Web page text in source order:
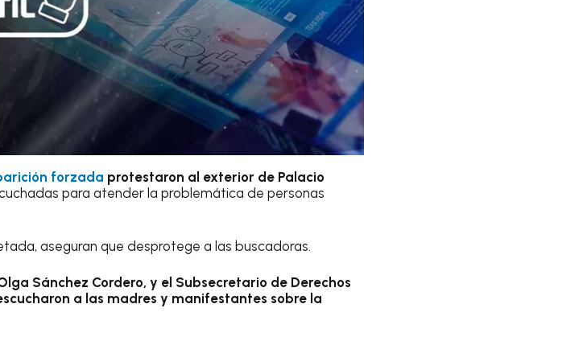
forzada protestaron al exterior de Palacio
para atender la problemática de personas
aseguran que desprotege a las buscadoras.
Sánchez Cordero, y el Subsecretario de Derechos
a las madres y manifestantes sobre la